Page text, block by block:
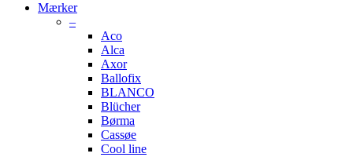
Mærker
–
Aco
Alca
Axor
Ballofix
BLANCO
Blücher
Børma
Cassøe
Cool line